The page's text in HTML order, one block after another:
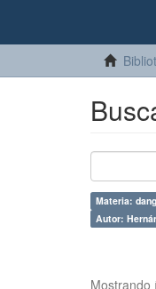
Materia:
Autor:
Mostrando